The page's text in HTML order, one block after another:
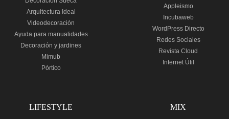
Arquitectura Ideal
Videodecoración
Ayuda para manualidades
Decoración y jardines
Mimub
Pórtico
Appleismo
Incubaweb
WordPress Directo
Redes Sociales
Revista Cloud
Internet Útil
LIFESTYLE MIX